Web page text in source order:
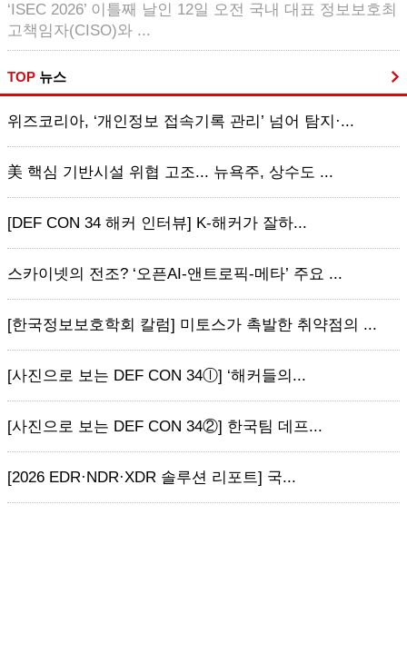
‘ISEC 2026’ 이틀째 날인 12일 오전 국내 대표 정보보호최
고책임자(CISO)와 ...
TOP 뉴스
위즈코리아, ‘개인정보 접속기록 관리’ 넘어 탐지·...
美 핵심 기반시설 위협 고조... 뉴욕주, 상수도 ...
[DEF CON 34 해커 인터뷰] K-해커가 잘하...
스카이넷의 전조? ‘오픈AI-앤트로픽-메타’ 주요 ...
[한국정보보호학회 칼럼] 미토스가 촉발한 취약점의 ...
[사진으로 보는 DEF CON 34ⓛ] ‘해커들의...
[사진으로 보는 DEF CON 34②] 한국팀 데프...
[2026 EDR·NDR·XDR 솔루션 리포트] 국...